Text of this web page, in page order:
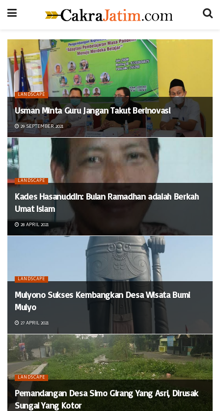
LANDSCAPE
Usman Minta Guru Jangan Takut Berinovasi
29 SEPTEMBER 2021
LANDSCAPE
Kades Hasanuddin: Bulan Ramadhan adalah Berkah
Umat Islam
28 APRIL 2021
LANDSCAPE
Mulyono Sukses Kembangkan Desa Wisata Bumi
Mulyo
27 APRIL 2021
LANDSCAPE
Pemandangan Desa Simo Girang Yang Asri, Dirusak
Sungai Yang Kotor